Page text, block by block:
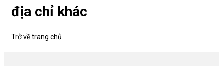
địa chỉ khác
Trở về trang chủ